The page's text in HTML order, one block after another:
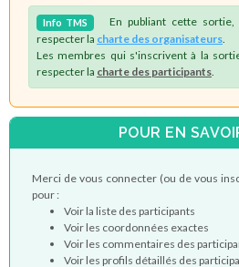
Info TMS En publiant cette sortie,
respecter la charte des organisateurs
Les membres qui s'inscrivent à la
respecter la charte des participants
POUR EN
Merci de vous connecter (ou de vous
pour :
Voir la liste des participants
Voir les coordonnées exactes
Voir les commentaires des
Voir les profils détaillés des